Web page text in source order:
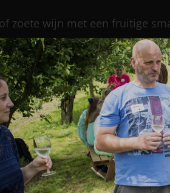
zoete wijn met een fruitige
met fruitige aroma's en
wijnen